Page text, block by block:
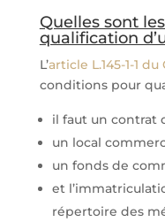
Quelles sont
qualification
L’article L.145-1-1
conditions pour
il faut un contrat
un local
un fonds de
et
répertoire des